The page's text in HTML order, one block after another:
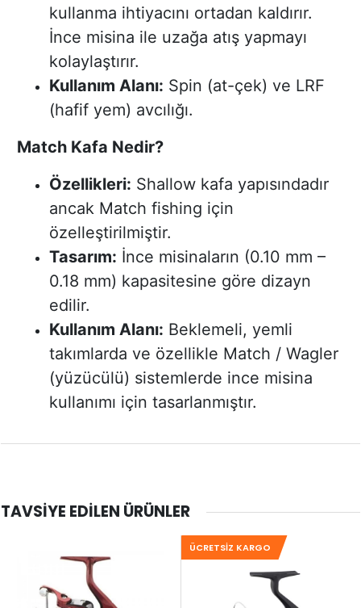
kullanma ihtiyacını ortadan kaldırır.
İnce misina ile uzağa atış yapmayı
kolaylaştırır.
Kullanım Alanı: Spin (at-çek) ve LRF
(hafif yem) avcılığı.
Match Kafa Nedir?
Özellikleri: Shallow kafa yapısındadır
ancak Match fishing için
özelleştirilmiştir.
Tasarım: İnce misinaların (0.10 mm –
0.18 mm) kapasitesine göre dizayn
edilir.
Kullanım Alanı: Beklemeli, yemli
takımlarda ve özellikle Match / Wagler
(yüzücülü) sistemlerde ince misina
kullanımı için tasarlanmıştır.
TAVSIYE EDILEN ÜRÜNLER
ÜCRETSIZ KARGO